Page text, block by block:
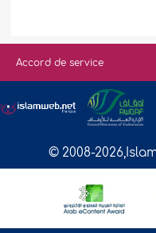
Accord de service
© 2008-